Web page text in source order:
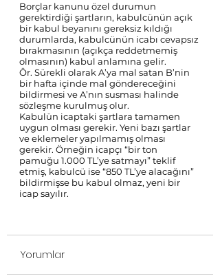
Borçlar kanunu özel durumun
gerektirdiği şartların, kabulcünün açık
bir kabul beyanını gereksiz kıldığı
durumlarda, kabulcünün icabı cevapsız
bırakmasının (açıkça reddetmemiş
olmasının) kabul anlamına gelir.
Ör. Sürekli olarak A’ya mal satan B’nin
bir hafta içinde mal göndereceğini
bildirmesi ve A’nın susması halinde
sözleşme kurulmuş olur.
Kabulün icaptaki şartlara tamamen
uygun olması gerekir. Yeni bazı şartlar
ve eklemeler yapılmamış olması
gerekir. Örneğin icapçı “bir ton
pamuğu 1.000 TL’ye satmayı” teklif
etmiş, kabulcü ise “850 TL’ye alacağını”
bildirmişse bu kabul olmaz, yeni bir
icap sayılır.
Yorumlar